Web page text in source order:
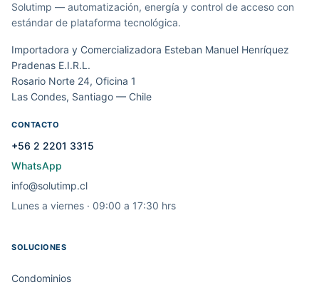
Solutimp — automatización, energía y control de acceso con
estándar de plataforma tecnológica.
Importadora y Comercializadora Esteban Manuel Henríquez
Pradenas E.I.R.L.
Rosario Norte 24, Oficina 1
Las Condes, Santiago — Chile
CONTACTO
+56 2 2201 3315
WhatsApp
info@solutimp.cl
Lunes a viernes · 09:00 a 17:30 hrs
SOLUCIONES
Condominios